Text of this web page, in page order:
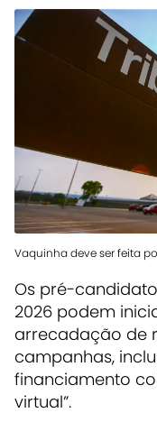
Vaquinha deve ser feita
Os pré-
2026 podem
arrecadação de
campanhas,
financiamento
virtual”.